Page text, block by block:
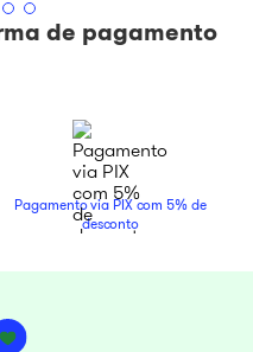
de pagamento
Pagamento via PIX com 5% de
desconto